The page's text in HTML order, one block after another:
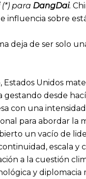
(*) para DangDai.
influencia sobre
deja de ser solo
Estados Unidos
gestando desde
con una
para abordar la
un vacío de
escala y
a la cuestión
y